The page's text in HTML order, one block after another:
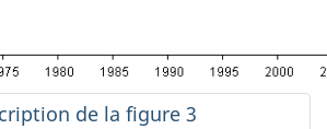
de la figure 3